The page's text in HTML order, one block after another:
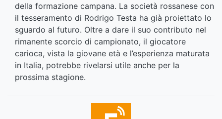
della formazione campana. La società rossanese con
il tesseramento di Rodrigo Testa ha già proiettato lo
sguardo al futuro. Oltre a dare il suo contributo nel
rimanente scorcio di campionato, il giocatore
carioca, vista la giovane età e l’esperienza maturata
in Italia, potrebbe rivelarsi utile anche per la
prossima stagione.